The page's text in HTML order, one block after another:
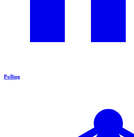
Polling